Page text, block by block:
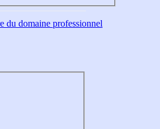
du domaine professionnel